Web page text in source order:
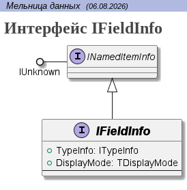
Мельница данных (06.08.2026)
Интерфейс IFieldInfo